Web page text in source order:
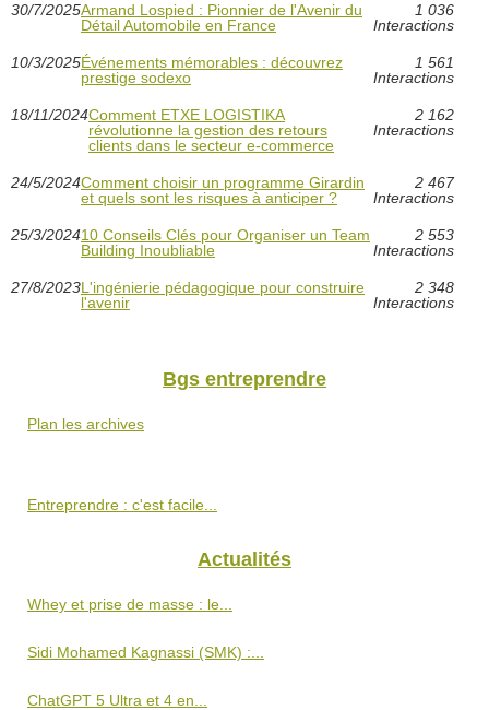
30/7/2025Armand Lospied : Pionnier de l'Avenir du
Détail Automobile en France
1 036
Interactions
10/3/2025Événements mémorables : découvrez
prestige sodexo
1 561
Interactions
18/11/2024Comment ETXE LOGISTIKA
révolutionne la gestion des retours
clients dans le secteur e-commerce
2 162
Interactions
24/5/2024Comment choisir un programme Girardin
et quels sont les risques à anticiper ?
2 467
Interactions
25/3/202410 Conseils Clés pour Organiser un Team
Building Inoubliable
2 553
Interactions
27/8/2023L'ingénierie pédagogique pour construire
l'avenir
2 348
Interactions
Bgs entreprendre
Plan les archives
Entreprendre : c'est facile...
Actualités
Whey et prise de masse : le...
Sidi Mohamed Kagnassi (SMK) :...
ChatGPT 5 Ultra et 4 en...